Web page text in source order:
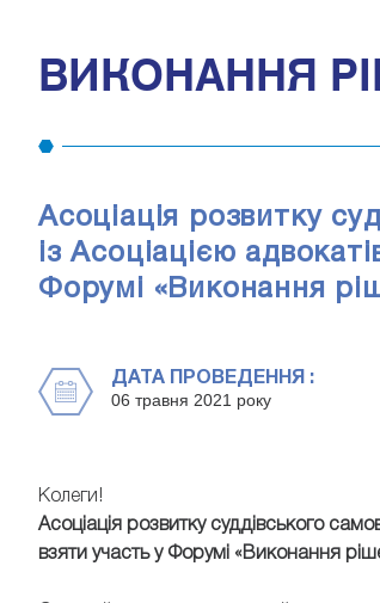
ВИКОНАННЯ
Асоціація розвитку
із Асоціацією
Форумі «Виконання
ДАТА ПРОВЕДЕННЯ :
06 травня 2021 року
Колеги!
Асоціація розвитку суддівського
взяти участь у Форумі «Виконання